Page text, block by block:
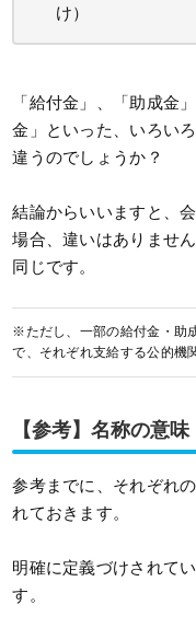
け）
「給付金」、「助成金
金」といった、いろい
違うのでしょうか？
結論からいいますと、
場合、違いはありませ
同じです。
※ただし、一部の給付金・助
で、それぞれ支給する公的機
【参考】名称の意味
参考までに、それぞれ
れておきます。
明確に定義づけされて
す。